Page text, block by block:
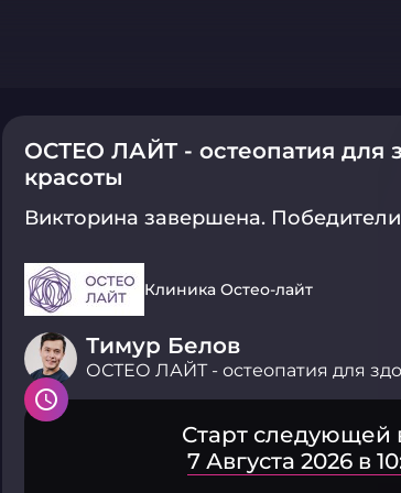
ОСТЕО ЛАЙТ - остеопатия для
красоты
Викторина завершена.
Клиника Остео-лайт
Тимур Белов
ОСТЕО ЛАЙТ - остеопатия для
Старт следующей
7 Августа 2026 в